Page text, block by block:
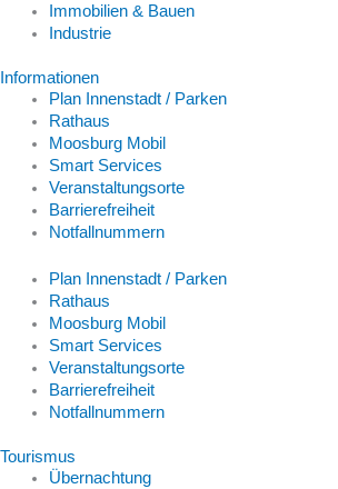
Immobilien & Bauen
Industrie
Informationen
Plan Innenstadt / Parken
Rathaus
Moosburg Mobil
Smart Services
Veranstaltungsorte
Barrierefreiheit
Notfallnummern
Plan Innenstadt / Parken
Rathaus
Moosburg Mobil
Smart Services
Veranstaltungsorte
Barrierefreiheit
Notfallnummern
Tourismus
Übernachtung